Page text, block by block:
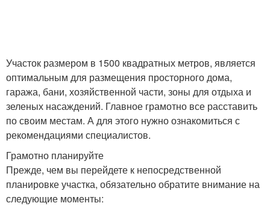
Участок размером в 1500 квадратных метров, является
оптимальным для размещения просторного дома,
гаража, бани, хозяйственной части, зоны для отдыха и
зеленых насаждений. Главное грамотно все расставить
по своим местам. А для этого нужно ознакомиться с
рекомендациями специалистов.
Грамотно планируйте
Прежде, чем вы перейдете к непосредственной
планировке участка, обязательно обратите внимание на
следующие моменты: